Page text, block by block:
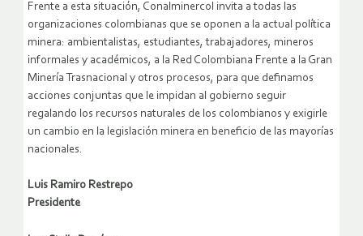
Frente a esta situación, Conalminercol invita a todas las
organizaciones colombianas que se oponen a la actual política
minera: ambientalistas, estudiantes, trabajadores, mineros
informales y académicos, a la Red Colombiana Frente a la Gran
Minería Trasnacional y otros procesos, para que definamos
acciones conjuntas que le impidan al gobierno seguir
regalando los recursos naturales de los colombianos y exigirle
un cambio en la legislación minera en beneficio de las mayorías
nacionales.
Luis Ramiro Restrepo
Presidente